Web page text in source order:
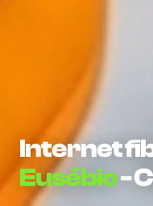
Internet
Eusébio-